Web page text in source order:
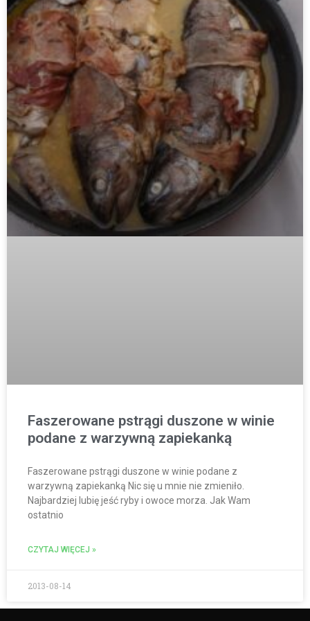
Faszerowane pstrągi duszone w winie
podane z warzywną zapiekanką
Faszerowane pstrągi duszone w winie podane z
warzywną zapiekanką Nic się u mnie nie zmieniło.
Najbardziej lubię jeść ryby i owoce morza. Jak Wam
ostatnio
CZYTAJ WIĘCEJ »
2013-08-14